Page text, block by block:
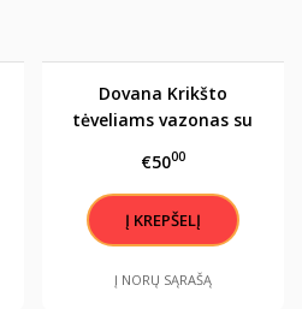
Dovana Krikšto
tėveliams vazonas su
€5000
Į NORŲ SĄRAŠĄ